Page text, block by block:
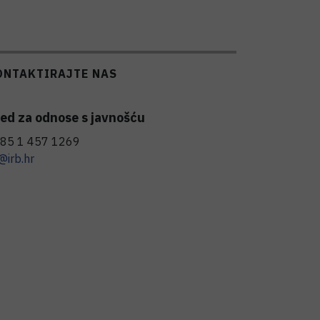
NAS
za odnose s javnošću
1 457 1269